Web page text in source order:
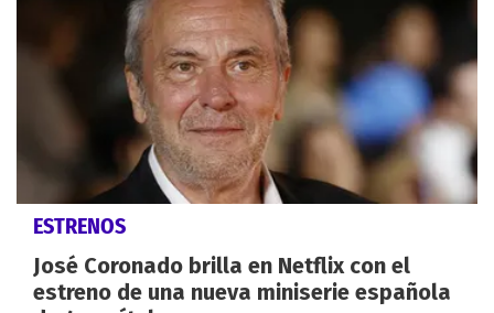
ESTRENOS
José Coronado brilla en Netflix con el
estreno de una nueva miniserie española